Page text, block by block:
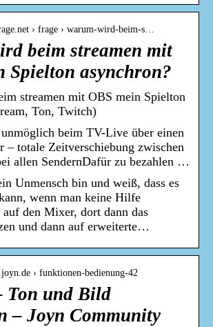
› frage › warum-wird-beim-s…
beim streamen mit
Spielton asynchron?
streamen mit OBS mein Spielton
Ton, Twitch)
beim TV-Live über einen
– totale Zeitverschiebung zwischen
allen SendernDafür zu bezahlen …
Unmensch bin und weiß, dass es
wenn man keine Hilfe
den Mixer, dort dann das
und dann auf erweiterte…
› funktionen-bedienung-42
Ton und Bild
– Joyn Community